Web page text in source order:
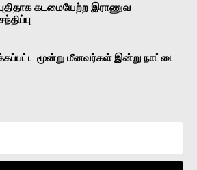
கடமையேற்ற இராணுவ
மூன்று மீனவர்கள் இன்று நாட்டை